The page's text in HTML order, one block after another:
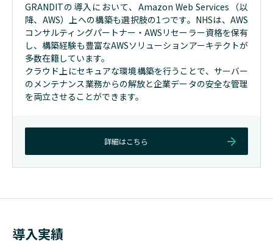
GRANDITの導入において、 Amazon Web Services（以
降、AWS）上への構築も選択肢の1つです。NHSは、AWS
コンサルティングパートナー・AWSリセーラー資格を保有
し、構築経験も豊富なAWSソリューションアーキテクトが
多数在籍しています。
クラウド上にセキュアな環境構築を行うことで、サーバー
のメンテナンス業務からの解放と企業データの安全な管理
を両立させることができます。
詳細はこちら
導入実績